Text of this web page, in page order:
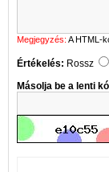
Megjegyzés: A HTML-
Értékelés: Rossz
Másolja be a lenti